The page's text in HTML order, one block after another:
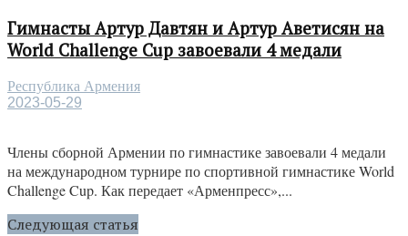
Гимнасты Артур Давтян и Артур Аветисян на
World Challenge Cup завоевали 4 медали
Республика Армения
2023-05-29
Члены сборной Армении по гимнастике завоевали 4 медали
на международном турнире по спортивной гимнастике World
Challenge Cup. Как передает «Арменпресс»,...
Следующая статья